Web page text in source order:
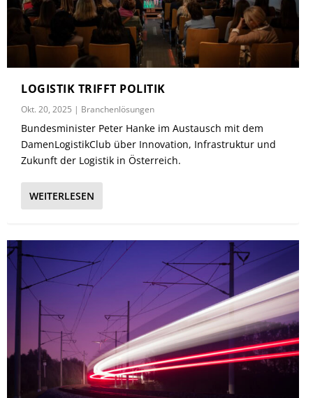
LOGISTIK TRIFFT POLITIK
Okt. 20, 2025 | Branchenlösungen
Bundesminister Peter Hanke im Austausch mit dem
DamenLogistikClub über Innovation, Infrastruktur und
Zukunft der Logistik in Österreich.
WEITERLESEN